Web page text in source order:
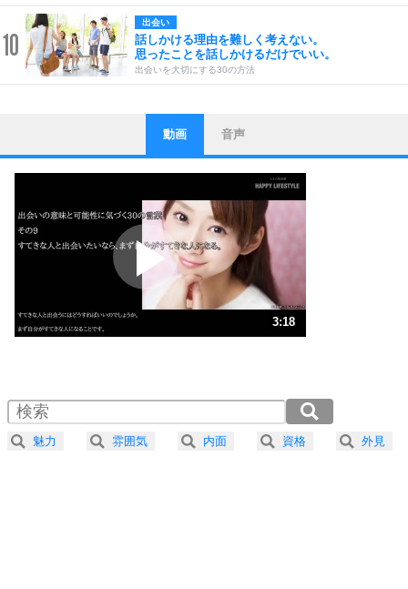
10
出会い
話しかける理由を難しく考えない。
思ったことを話しかけるだけでいい。
出会いを大切にする30の方法
1
ストレス対策
他人と比べない。
いっそのこと、他人を見ない。
いらいらしない人になる30の方法
プラス思考
ポジティブになれない原因は、行動しないから。
ポジティブ思考になる30の方法
ストレス対策
人生、なんとかなるもの。
気楽に生きる30の方法
4 器の大きい人は、怒りを優しさで表現する。
動画 音声
3:18
2.0倍速 （389KB 1分39秒）
2.5倍速 （311KB 1分19秒）
3.0倍速 （260KB 1分6秒）
魅力 雰囲気 内面 資格 外見